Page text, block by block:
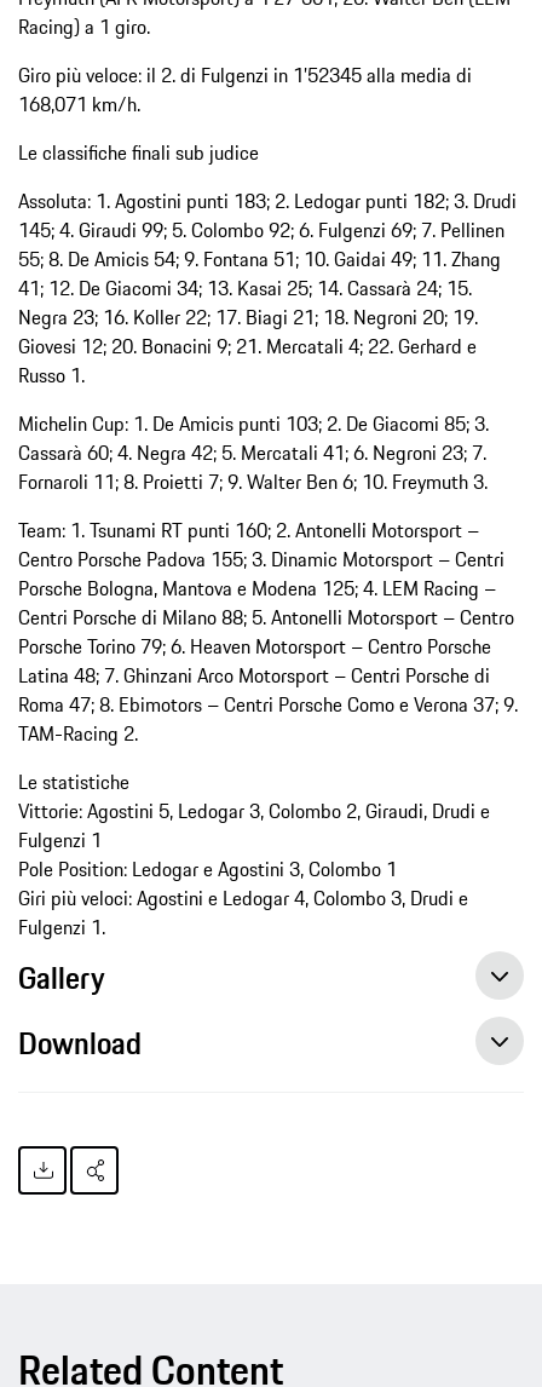
Racing) a 1 giro.
Giro più veloce: il 2. di Fulgenzi in 1’52345 alla media di
168,071 km/h.
Le classifiche finali sub judice
Assoluta: 1. Agostini punti 183; 2. Ledogar punti 182; 3. Drudi
145; 4. Giraudi 99; 5. Colombo 92; 6. Fulgenzi 69; 7. Pellinen
55; 8. De Amicis 54; 9. Fontana 51; 10. Gaidai 49; 11. Zhang
41; 12. De Giacomi 34; 13. Kasai 25; 14. Cassarà 24; 15.
Negra 23; 16. Koller 22; 17. Biagi 21; 18. Negroni 20; 19.
Giovesi 12; 20. Bonacini 9; 21. Mercatali 4; 22. Gerhard e
Russo 1.
Michelin Cup: 1. De Amicis punti 103; 2. De Giacomi 85; 3.
Cassarà 60; 4. Negra 42; 5. Mercatali 41; 6. Negroni 23; 7.
Fornaroli 11; 8. Proietti 7; 9. Walter Ben 6; 10. Freymuth 3.
Team: 1. Tsunami RT punti 160; 2. Antonelli Motorsport –
Centro Porsche Padova 155; 3. Dinamic Motorsport – Centri
Porsche Bologna, Mantova e Modena 125; 4. LEM Racing –
Centri Porsche di Milano 88; 5. Antonelli Motorsport – Centro
Porsche Torino 79; 6. Heaven Motorsport – Centro Porsche
Latina 48; 7. Ghinzani Arco Motorsport – Centri Porsche di
Roma 47; 8. Ebimotors – Centri Porsche Como e Verona 37; 9.
TAM-Racing 2.
Le statistiche
Vittorie: Agostini 5, Ledogar 3, Colombo 2, Giraudi, Drudi e
Fulgenzi 1
Pole Position: Ledogar e Agostini 3, Colombo 1
Giri più veloci: Agostini e Ledogar 4, Colombo 3, Drudi e
Fulgenzi 1.
Gallery
Download
Related Content